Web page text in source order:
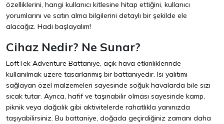
özelliklerini, hangi kullanıcı kitlesine hitap ettiğini, kullanıcı
yorumlarını ve satın alma bilgilerini detaylı bir şekilde ele
alacağız. Hadi başlayalım!
Cihaz Nedir? Ne Sunar?
LoftTek Adventure Battaniye, açık hava etkinliklerinde
kullanılmak üzere tasarlanmış bir battaniyedir. Isı yalıtımı
sağlayan özel malzemeleri sayesinde soğuk havalarda bile sizi
sıcak tutar. Ayrıca, hafif ve taşınabilir olması sayesinde kamp,
piknik veya dağcılık gibi aktivitelerde rahatlıkla yanınızda
taşıyabilirsiniz. Bu battaniye, doğada geçirdiğiniz zamanı daha